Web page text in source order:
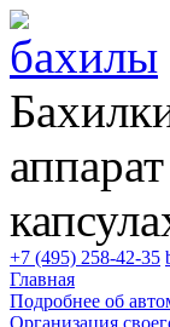
+7 (495) 258-42-35
Главная
Подробнее об
Организация